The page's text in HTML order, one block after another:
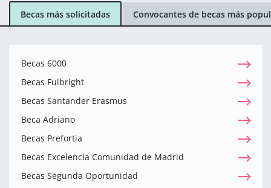
Becas más solicitadas Convocantes de becas más
Becas 6000
Becas Fulbright
Becas Santander Erasmus
Beca Adriano
Becas Prefortia
Becas Excelencia Comunidad de Madrid
Becas Segunda Oportunidad